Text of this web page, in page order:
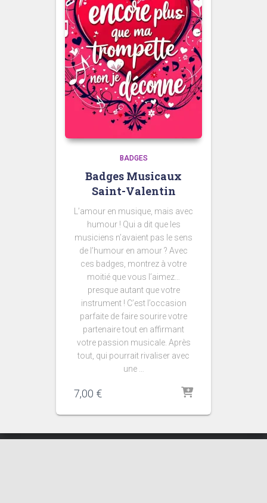
BADGES
Badges Musicaux
Saint-Valentin
L’amour en musique, mais avec
humour ! Qui a dit que les
musiciens n’avaient pas le sens
de l’humour en amour ? Avec
ces badges, montrez à votre
moitié que vous l’aimez…
presque autant que votre
instrument ! C’est l’occasion
parfaite de faire sourire votre
partenaire tout en affirmant
votre passion musicale. Après
tout, qui pourrait rivaliser avec
une …
7,00 €